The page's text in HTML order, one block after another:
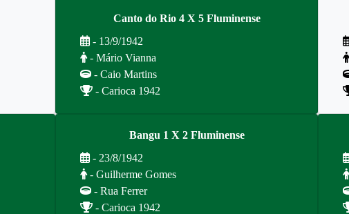
Canto do Rio 4 X 5 Fluminense
- 13/9/1942
- Mário Vianna
- Caio Martins
- Carioca 1942
Bangu 1 X 2 Fluminense
- 23/8/1942
- Guilherme Gomes
- Rua Ferrer
- Carioca 1942